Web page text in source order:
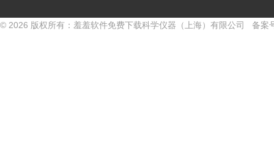
© 2026 版权所有：羞羞软件免费下载科学仪器（上海）有限公司 备案号